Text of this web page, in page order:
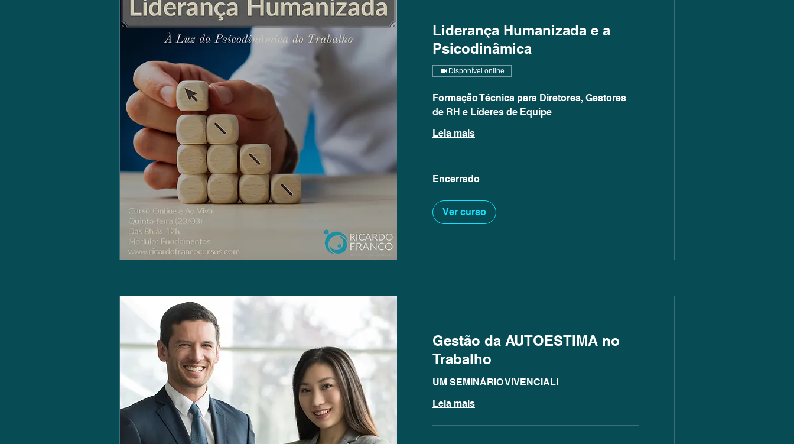
Liderança Humanizada e a
Psicodinâmica
Disponível online
Formação Técnica para Diretores, Gestores
de RH e Líderes de Equipe
Leia mais
Encerrado
Ver curso
Gestão da AUTOESTIMA no
Trabalho
UM SEMINÁRIO VIVENCIAL!
Leia mais